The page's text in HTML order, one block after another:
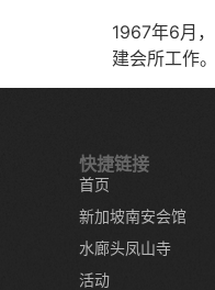
1967年6月
建会所工作。
快捷链接
首页
新加坡南安会馆
水廊头凤山寺
活动